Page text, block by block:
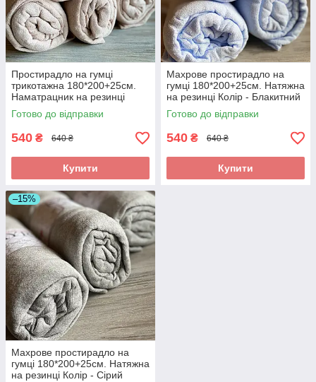
Простирадло на гумці
трикотажна 180*200+25см.
Наматрацник на резинці
Колір -Капучіно
Готово до відправки
540 ₴ 640 ₴
Купити
Махрове простирадло на
гумці 180*200+25см. Натяжна
на резинці Колір - Блакитний
Готово до відправки
540 ₴ 640 ₴
Купити
–15%
Махрове простирадло на
гумці 180*200+25см. Натяжна
на резинці Колір - Сірий